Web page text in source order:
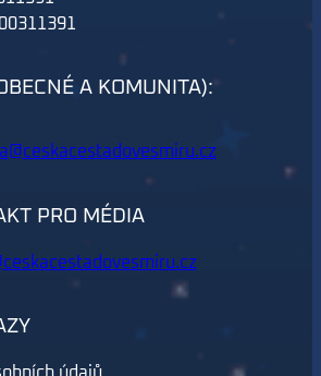
A KOMUNITA):
PRO MÉDIA